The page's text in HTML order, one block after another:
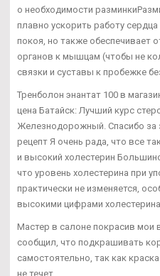
о необходимости
плавно ускорить работу
покоя, но также обеспечивает
органов к мышцам (чтобы не
связки и суставы к пробежке
Тренболон энантат 100 в
цена Батайск: Лучший курс
Железнодорожный. Спасибо за
рецепт Я очень рада, что все
и высокий холестерин
что уровень холестерина при
практически не изменяется,
высокими цифрами
Мастер в салоне покрасив мои
сообщил, что подкрашивать
самостоятельно, так как
не течет.